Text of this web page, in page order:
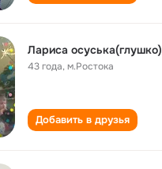
Лариса осуська(глушко)
43 года,м.Ростока
Добавить в друзья